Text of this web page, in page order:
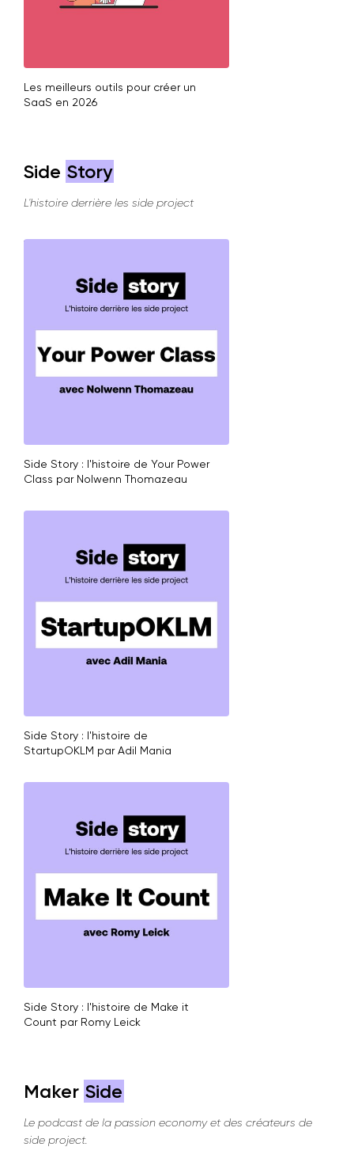
Les meilleurs outils pour créer un
SaaS en 2026
Side Story
L'histoire derrière les side project
Voir plus
Side Story : l'histoire de Your Power
Class par Nolwenn Thomazeau
Side Story : l'histoire de
StartupOKLM par Adil Mania
Side Story : l'histoire de Make it
Count par Romy Leick
Maker Side
Le podcast de la passion economy et des créateurs de
side project.